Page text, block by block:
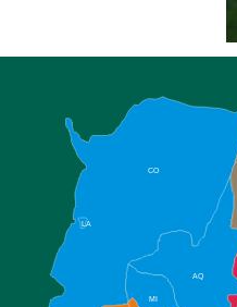
CO
AQ
MI
LA